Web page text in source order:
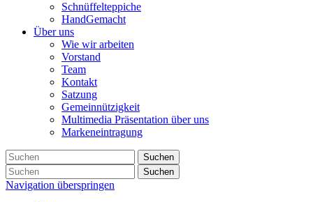
Schnüffelteppiche
HandGemacht
Über uns
Wie wir arbeiten
Vorstand
Team
Kontakt
Satzung
Gemeinnützigkeit
Multimedia Präsentation über uns
Markeneintragung
Suchen
Suchen
Navigation überspringen